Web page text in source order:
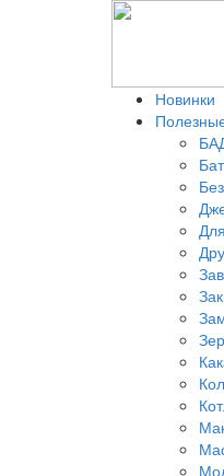
Новинки